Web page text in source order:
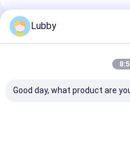
Empfohlene Produkte
Lubby
Good day, what product are